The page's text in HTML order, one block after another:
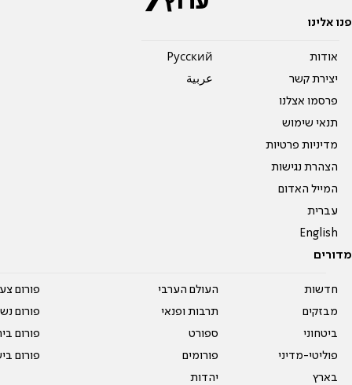
פנו אלינו
אודות
יצירת קשר
פרסמו אצלנו
תנאי שימוש
מדיניות פרטיות
הצהרת נגישות
המייל האדום
עברית
English
Pусский
عربية
מדורים
חדשות
מבזקים
ביטחוני
פוליטי-מדיני
בארץ
העולם הערבי
תרבות ופנאי
ספורט
פורומים
יהדות
פורום
פורום
פורום
פורום